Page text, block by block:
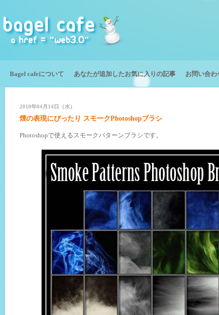
Bagel cafeについて あなたが追加したお気に入りの記事 お問い合わ
2010年04月14日（水）
煙の表現にぴったり スモークPhotoshopブラシ
Photoshopで使えるスモークパターンブラシです。